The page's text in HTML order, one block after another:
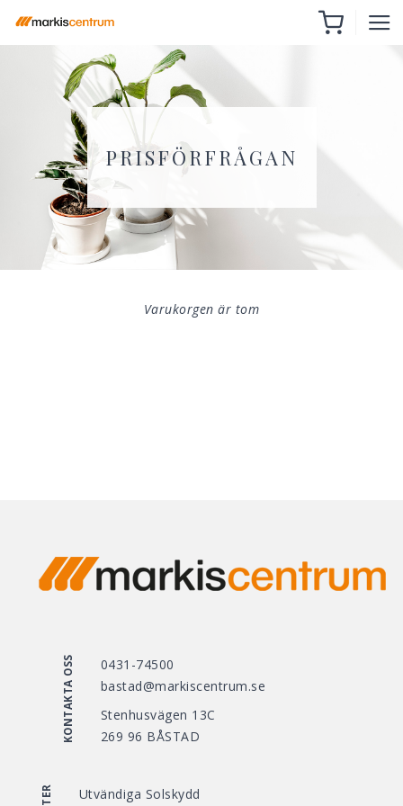
PRISFÖRFRÅGAN
Varukorgen är tom
KONTAKTA OSS
0431-74500
bastad@markiscentrum.se
Stenhusvägen 13C
269 96 BÅSTAD
Utvändiga Solskydd